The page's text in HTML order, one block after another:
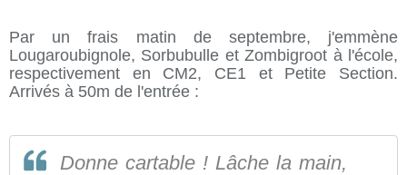
Par un frais matin de septembre, j'emmène
Lougaroubignole, Sorbubulle et Zombigroot à l'école,
respectivement en CM2, CE1 et Petite Section.
Arrivés à 50m de l'entrée :
Donne cartable ! Lâche la main,